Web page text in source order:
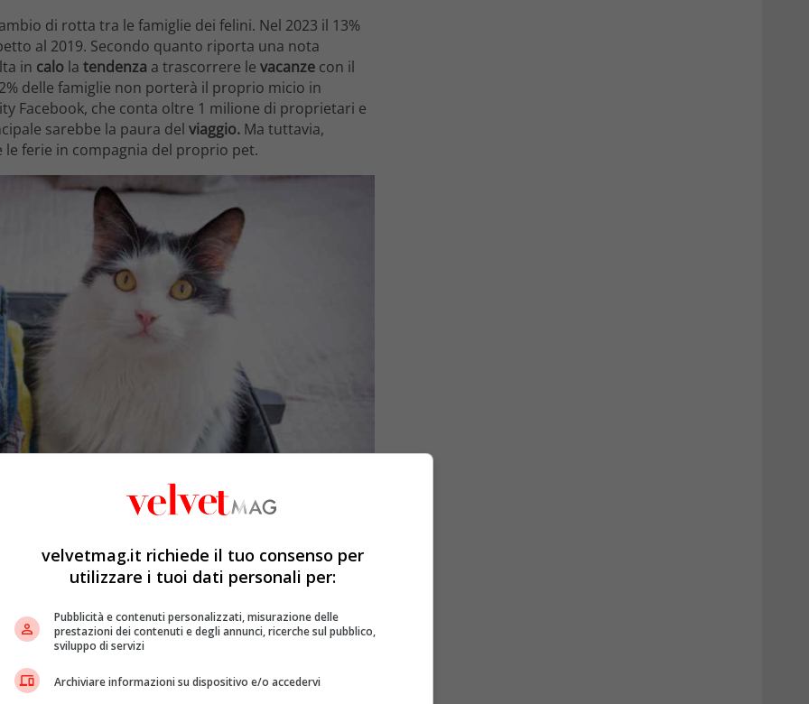
di rotta tra le famiglie dei felini. Nel 2023 il 13%
al 2019. Secondo quanto riporta una nota
in calo la tendenza a trascorrere le vacanze con il
delle famiglie non porterà il proprio micio in
Facebook, che conta oltre 1 milione di proprietari e
sarebbe la paura del viaggio. Ma tuttavia,
ferie in compagnia del proprio pet.
velvetmag.it richiede il tuo consenso per
utilizzare i tuoi dati personali per:
Pubblicità e contenuti personalizzati, misurazione delle
prestazioni dei contenuti e degli annunci, ricerche sul pubblico,
sviluppo di servizi
Archiviare informazioni su dispositivo e/o accedervi